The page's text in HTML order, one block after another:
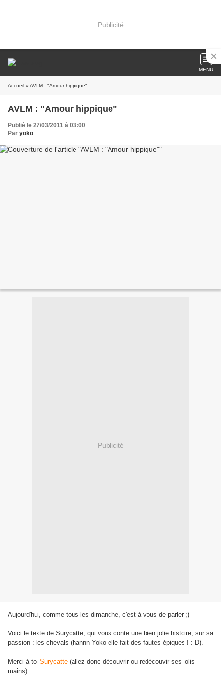
Publicité
MENU
Accueil » AVLM : "Amour hippique"
AVLM : "Amour hippique"
Publié le 27/03/2011 à 03:00
Par yoko
Publicité
Aujourd'hui, comme tous les dimanche, c'est à vous de parler ;)
Voici le texte de Surycatte, qui vous conte une bien jolie histoire, sur sa
passion : les chevals (hannn Yoko elle fait des fautes épiques ! : D).
Merci à toi Surycatte (allez donc découvrir ou redécouvir ses jolis
mains).